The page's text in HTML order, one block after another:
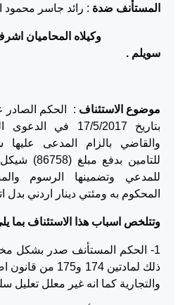
المستأنف ضدة : رائد جاسر محمود
وكيلاه المحاميان
سويلم .
موضوع الاستئناف : الحكم الصادر
والقاضي بالزام المدعى
للمدعي وتضمينها الرسوم
المحكوم به ومئتي دينار اردني بدل
وتتلخص اسباب هذا الاستئناف بما
1- الحكم المستأنف صدر بشكل
ذلك لمادتين 174
والتجارية كما انه غير معلل تعليل